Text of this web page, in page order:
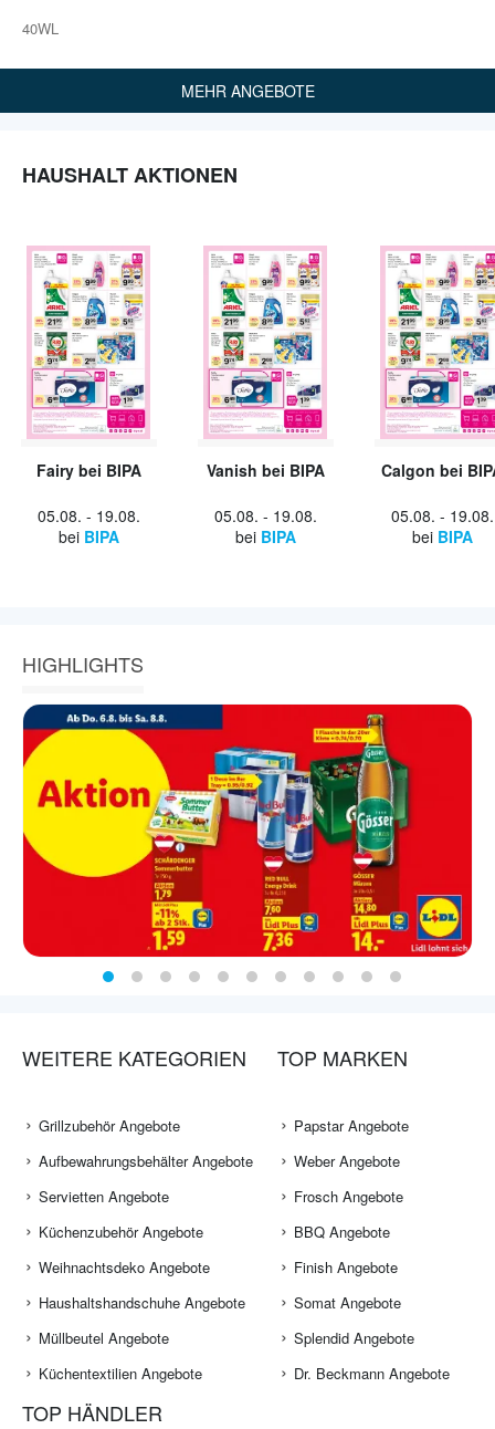
40WL
MEHR ANGEBOTE
HAUSHALT AKTIONEN
Fairy bei BIPA
05.08. - 19.08.
bei BIPA
Vanish bei BIPA
05.08. - 19.08.
bei BIPA
Calgon bei
05.08. - 19.08.
bei BIPA
HIGHLIGHTS
WEITERE KATEGORIEN
Grillzubehör Angebote
Aufbewahrungsbehälter Angebote
Servietten Angebote
Küchenzubehör Angebote
Weihnachtsdeko Angebote
Haushaltshandschuhe Angebote
Müllbeutel Angebote
Küchentextilien Angebote
TOP MARKEN
Papstar Angebote
Weber Angebote
Frosch Angebote
BBQ Angebote
Finish Angebote
Somat Angebote
Splendid Angebote
Dr. Beckmann Angebote
TOP HÄNDLER